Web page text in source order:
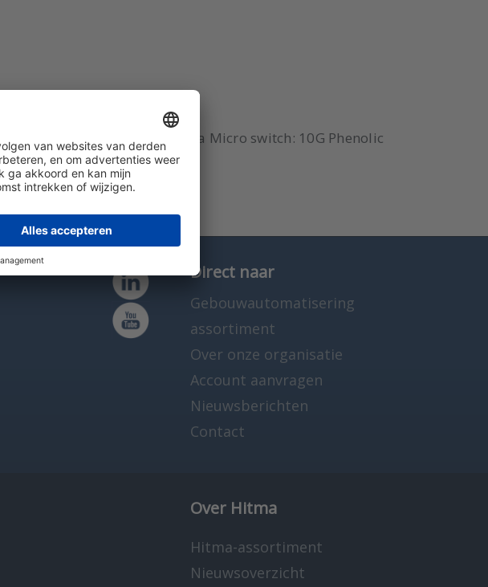
kPa) Max. druk: 11,2 kPa Micro switch: 10G Phenolic
Direct naar
Gebouwautomatisering
assortiment
Over onze organisatie
Account aanvragen
Nieuwsberichten
Contact
Over Hitma
Hitma-assortiment
Nieuwsoverzicht